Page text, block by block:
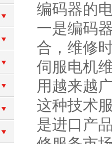
编码器的
一是编码
合，维修
伺服电机
用越来越
这种技术
是进口产